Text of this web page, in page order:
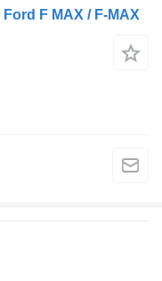
F MAX / F-MAX